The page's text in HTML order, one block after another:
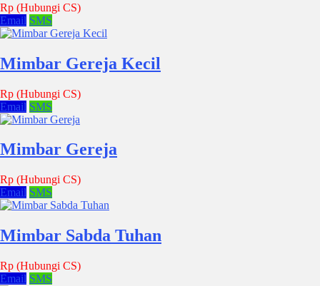
Rp (Hubungi CS)
Email SMS
Mimbar Gereja Kecil
Rp (Hubungi CS)
Email SMS
Mimbar Gereja
Rp (Hubungi CS)
Email SMS
Mimbar Sabda Tuhan
Rp (Hubungi CS)
Email SMS